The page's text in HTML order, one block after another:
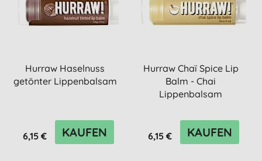
Hurraw Haselnuss
getönter Lippenbalsam
6,15 € KAUFEN
Hurraw Chaï Spice Lip
Balm - Chai
Lippenbalsam
6,15 € KAUFEN